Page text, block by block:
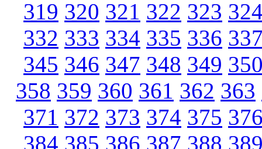
319 320 321 322 323
332 333 334 335 336
345 346 347 348 349
358 359 360 361 362 363
371 372 373 374 375
384 385 386 387 388